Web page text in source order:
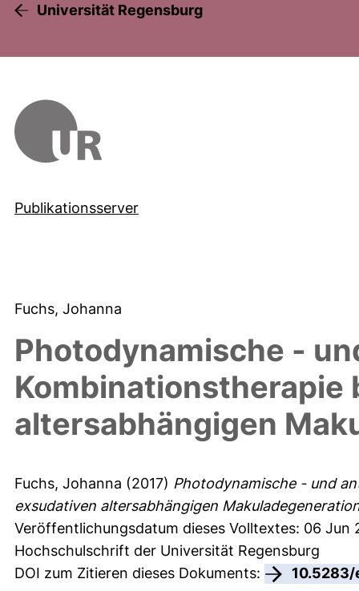
Universität Regensburg
Publikationsserver
Fuchs, Johanna
Photodynamische -
Kombinationstherapie
altersabhängigen
Fuchs, Johanna (2017) Photodynamische - und
exsudativen altersabhängigen
Veröffentlichungsdatum dieses Volltextes: 06 Jun
Hochschulschrift der Universität Regensburg
DOI zum Zitieren dieses Dokuments:
10.5283/